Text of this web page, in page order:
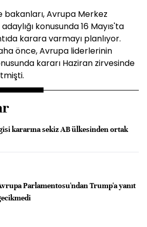
bakanları, Avrupa Merkez
konusunda 16 Mayıs'ta
karara varmayı planlıyor.
önce, Avrupa liderlerinin
kararı Haziran zirvesinde
kararına sekiz AB ülkesinden ortak
Parlamentosu'ndan Trump'a yanıt